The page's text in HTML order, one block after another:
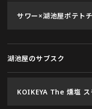
サワー×湖池屋ポテト
湖池屋のサブスク
KOIKEYA The 燻塩